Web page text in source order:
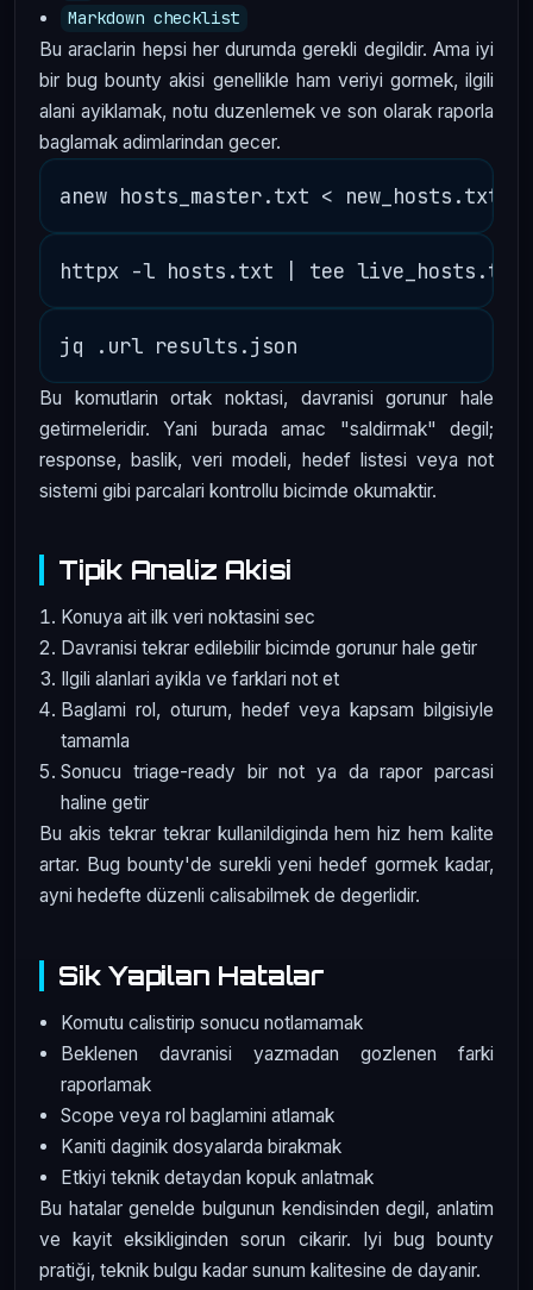
Markdown checklist
Bu araclarin hepsi her durumda gerekli degildir. Ama iyi
bir bug bounty akisi genellikle ham veriyi gormek, ilgili
alani ayiklamak, notu duzenlemek ve son olarak raporla
baglamak adimlarindan gecer.
Bu komutlarin ortak noktasi, davranisi gorunur hale
getirmeleridir. Yani burada amac "saldirmak" degil;
response, baslik, veri modeli, hedef listesi veya not
sistemi gibi parcalari kontrollu bicimde okumaktir.
Tipik Analiz Akisi
Konuya ait ilk veri noktasini sec
Davranisi tekrar edilebilir bicimde gorunur hale getir
Ilgili alanlari ayikla ve farklari not et
Baglami rol, oturum, hedef veya kapsam bilgisiyle
tamamla
Sonucu triage-ready bir not ya da rapor parcasi
haline getir
Bu akis tekrar tekrar kullanildiginda hem hiz hem kalite
artar. Bug bounty'de surekli yeni hedef gormek kadar,
ayni hedefte düzenli calisabilmek de degerlidir.
Sik Yapilan Hatalar
Komutu calistirip sonucu notlamamak
Beklenen davranisi yazmadan gozlenen farki
raporlamak
Scope veya rol baglamini atlamak
Kaniti daginik dosyalarda birakmak
Etkiyi teknik detaydan kopuk anlatmak
Bu hatalar genelde bulgunun kendisinden degil, anlatim
ve kayit eksikliginden sorun cikarir. Iyi bug bounty
pratiği, teknik bulgu kadar sunum kalitesine de dayanir.